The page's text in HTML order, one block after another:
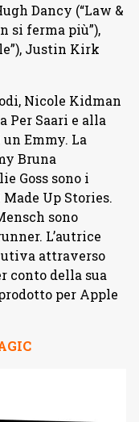
Dancy (“Law &
si ferma più”),
Justin Kirk
Nicole Kidman
Per Saari e alla
Emmy. La
Bruna
Goss sono i
Up Stories.
sono
L’autrice
attraverso
conto della sua
per Apple